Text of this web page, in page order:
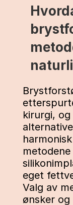
kirurgi,
eget
Valg av
ønsker